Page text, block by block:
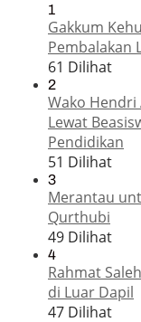
1
Gakkum
Pembalakan
61 Dilihat
2
Wako Hendri
Lewat
Pendidikan
51 Dilihat
3
Merantau
Qurthubi
49 Dilihat
4
Rahmat
di Luar Dapil
47 Dilihat